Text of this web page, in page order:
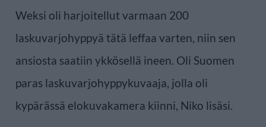
Weksi oli harjoitellut varmaan 200
laskuvarjohyppyä tätä leffaa varten, niin sen
ansiosta saatiin ykkösellä ineen. Oli Suomen
paras laskuvarjohyppykuvaaja, jolla oli
kypärässä elokuvakamera kiinni, Niko lisäsi.